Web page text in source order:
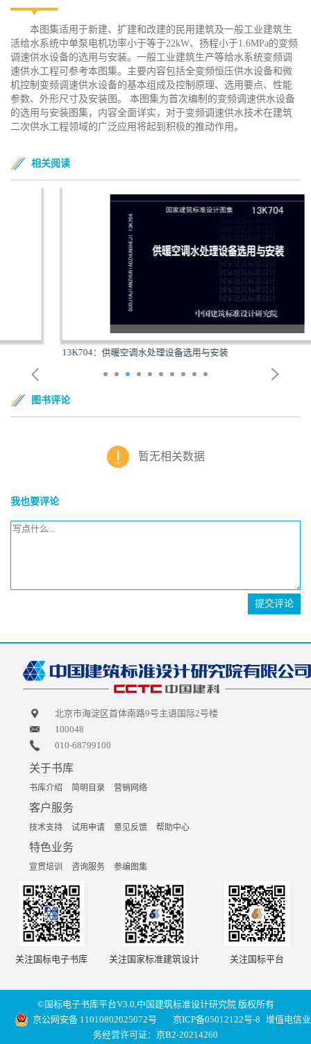
本图集适用于新建、扩建和改建的民用建筑及一般工业建筑生
活给水系统中单泵电机功率小于等于22kW、扬程小于1.6MPa的变频
调速供水设备的选用与安装。一般工业建筑生产等给水系统变频调
速供水工程可参考本图集。主要内容包括全变频恒压供水设备和微
机控制变频调速供水设备的基本组成及控制原理、选用要点、性能
参数、外形尺寸及安装图。 本图集为首次编制的变频调速供水设备
的选用与安装图集，内容全面详实，对于变频调速供水技术在建筑
二次供水工程领域的广泛应用将起到积极的推动作用。
相关阅读
13K704：供暖空调水处理设备选用与安装
图书评论
暂无相关数据
我也要评论
提交评论
北京市海淀区首体南路9号主语国际2号楼
100048
010-68799100
关于书库
书库介绍 简明目录 营销网络
客户服务
技术支持 试用申请 意见反馈 帮助中心
特色业务
宣贯培训 咨询服务 参编图集
关注国标电子书库 关注国家标准建筑设计 关注国标平台
©国标电子书库平台V3.0,中国建筑标准设计研究院 版权所有
京公网安备 11010802025072号
京ICP备05012122号-8 增值电信业
务经营许可证：京B2-20214260